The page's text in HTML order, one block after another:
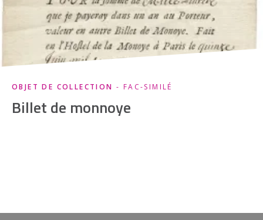
OBJET DE COLLECTION - FAC-SIMILÉ
Billet de monnoye